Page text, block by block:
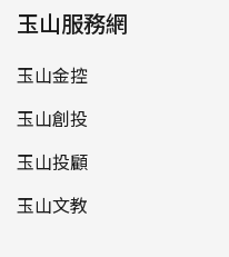
玉山服務網
玉山金控
玉山創投
玉山投顧
玉山文教